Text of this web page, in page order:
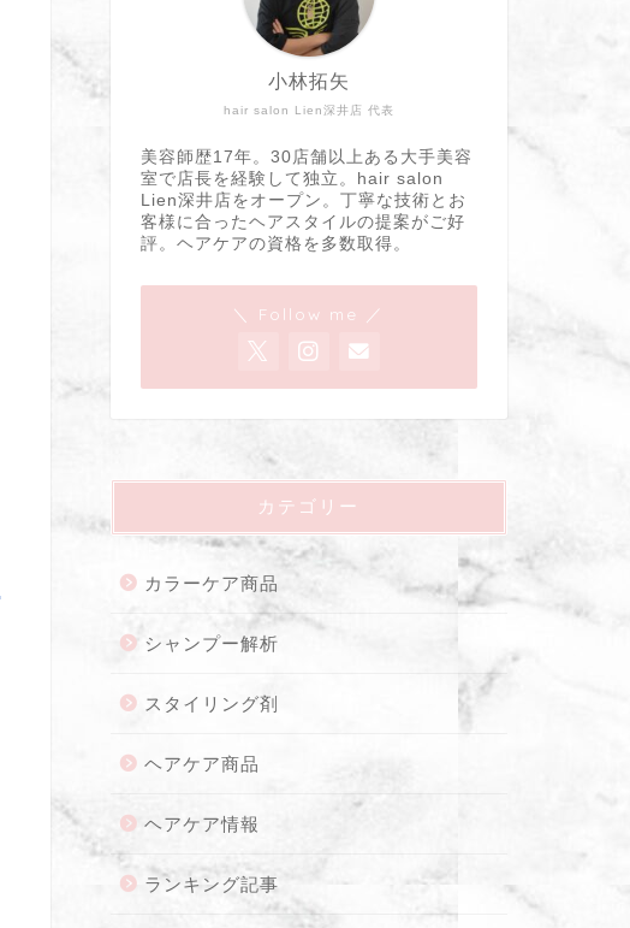
hair salon Lien深井店 代表
小林拓矢
美容師歴17年。30店舗以上ある大手美容
室で店長を経験して独立。hair salon
Lien深井店をオープン。丁寧な技術とお
客様に合ったヘアスタイルの提案がご好
評。ヘアケアの資格を多数取得。
＼ Follow me ／
カテゴリー
カラーケア商品
シャンプー解析
スタイリング剤
ヘアケア商品
ヘアケア情報
ランキング記事